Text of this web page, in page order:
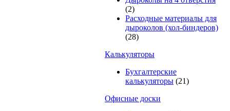
(2)
Расходные материалы для
дыроколов (хол-биндеров)
(28)
Калькуляторы
Бухгалтерские
калькуляторы (21)
Офисные доски